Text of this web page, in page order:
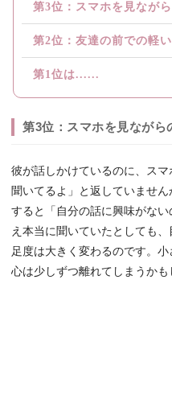
第3位：スマホを見なが
第2位：友達の前での軽
第1位は......
第3位：スマホを見ながら
彼が話しかけているのに、スマ
聞いてるよ」と返していませ
すると「自分の話に興味がな
え本当に聞いていたとしても
足度は大きく変わるのです。
心は少しずつ離れてしまうかも